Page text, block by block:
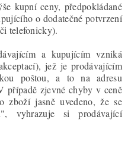
kupní ceny, předpokládané
o dodatečné potvrzení
telefonicky).
a kupujícím vzniká
jež je prodávajícím
poštou, a to na adresu
případě zjevné chyby v ceně
zboží jasně uvedeno, že se
vyhrazuje si prodávající